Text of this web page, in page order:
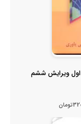
ویرایش ششم